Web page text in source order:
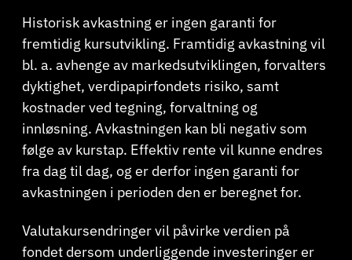
Historisk avkastning er ingen garanti for
fremtidig kursutvikling. Framtidig avkastning vil
bl. a. avhenge av markedsutviklingen, forvalters
dyktighet, verdipapirfondets risiko, samt
kostnader ved tegning, forvaltning og
innløsning. Avkastningen kan bli negativ som
følge av kurstap. Effektiv rente vil kunne endres
fra dag til dag, og er derfor ingen garanti for
avkastningen i perioden den er beregnet for.
Valutakursendringer vil påvirke verdien på
fondet dersom underliggende investeringer er